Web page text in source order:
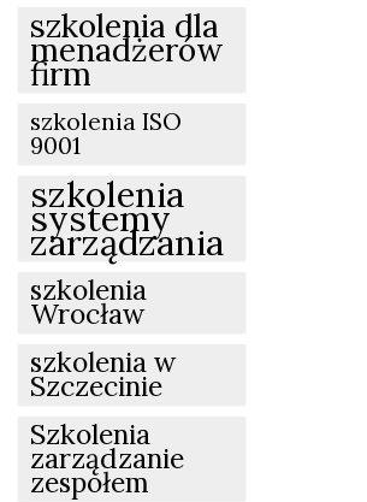
szkolenia dla
menadżerów
firm
szkolenia ISO
9001
szkolenia
systemy
zarządzania
szkolenia
Wrocław
szkolenia w
Szczecinie
Szkolenia
zarządzanie
zespołem